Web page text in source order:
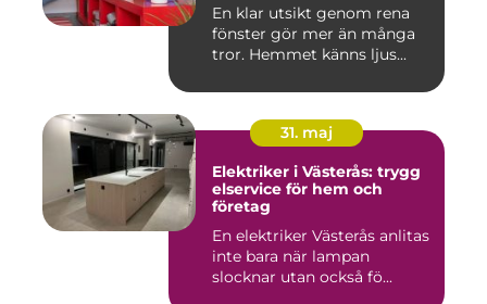
En klar utsikt genom rena
fönster gör mer än många
tror. Hemmet känns ljus...
31. maj
Elektriker i Västerås: trygg
elservice för hem och
företag
En elektriker Västerås anlitas
inte bara när lampan
slocknar utan också fö...